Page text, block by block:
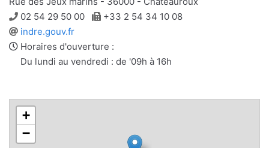
Téléphone
02 54 29 50 00 Télécopie
+33 2 54 34 10 08
Site
web
indre.gouv.fr
Horaires d'ouverture :
Du lundi au vendredi : de '09h à 16h
+
−